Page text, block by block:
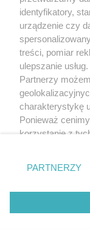
lub wykorzystanie
prawa, tzn. bez
może być ścigane
identyfikatory,
urządzenie czy
treści, pomiar
ulepszanie
Partnerzy
charakterystykę
Ponieważ
korzystanie z
zmienić/
znajdujący się
rodzaje
użytkownika,
przetwarzaniu.
PARTNERZY